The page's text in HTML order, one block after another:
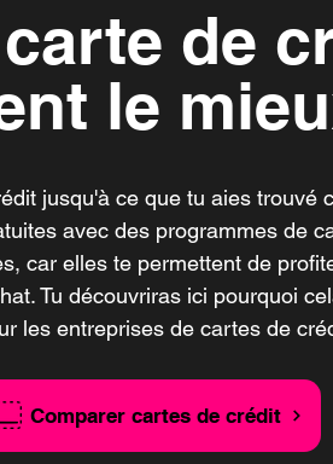
de
le
jusqu'à ce que tu aies trouvé
avec des programmes de
car elles te permettent de
Tu découvriras ici pourquoi
les entreprises de cartes de
Comparer cartes de crédit